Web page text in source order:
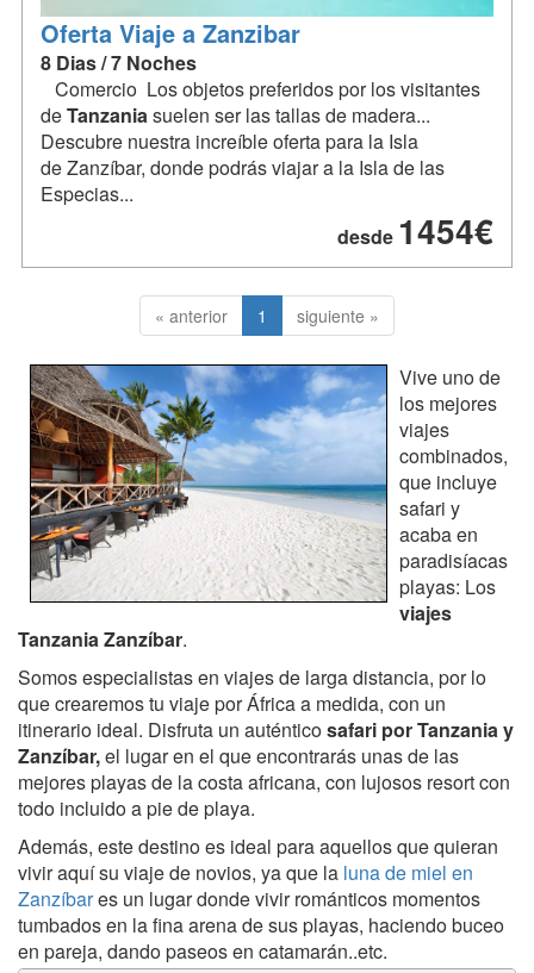
Oferta Viaje a Zanzibar
8 Dias / 7 Noches
Comercio Los objetos preferidos por los visitantes
deTanzania suelen ser las tallas de madera...
Descubre nuestra increíble oferta para la Isla
de Zanzíbar, donde podrás viajar a la Isla de las
Especias...
desde 1454€
« anterior 1 siguiente »
Vive uno de
los mejores
viajes
combinados,
que incluye
safari y
acaba en
paradisíacas
playas: Los
viajes
Tanzania Zanzíbar.
Somos especialistas en viajes de larga distancia, por lo
que crearemos tu viaje por África a medida, con un
itinerario ideal. Disfruta un auténticosafari por Tanzania y
Zanzíbar,el lugar en el que encontrarás unas de las
mejores playas de la costa africana, con lujosos resort con
todo incluido a pie de playa.
Además, este destino es ideal para aquellos que quieran
vivir aquí su viaje de novios, ya que la luna de miel en
Zanzíbares un lugar donde vivir románticos momentos
tumbados en la fina arena de sus playas, haciendo buceo
en pareja, dando paseos en catamarán..etc.